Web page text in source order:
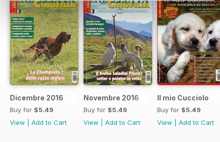
Dicembre 2016
Buy for $5.49
View
Add to Cart
Novembre 2016
Buy for $5.49
View
Add to Cart
Il mio Cucciolo
Buy for $5.49
View
Add to Cart